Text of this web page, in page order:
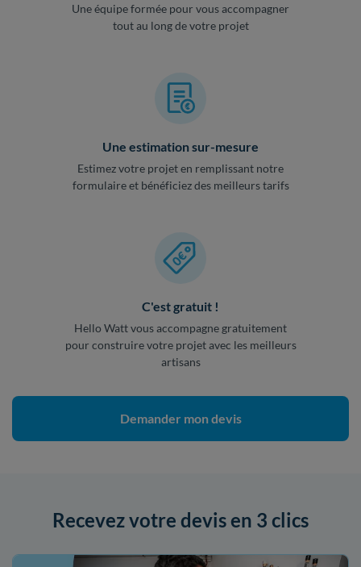
Une équipe formée pour vous accompagner
tout au long de votre projet
Une estimation sur-mesure
Estimez votre projet en remplissant notre
formulaire et bénéficiez des meilleurs tarifs
C'est gratuit !
Hello Watt vous accompagne gratuitement
pour construire votre projet avec les meilleurs
artisans
Demander mon devis
Recevez votre devis en 3 clics